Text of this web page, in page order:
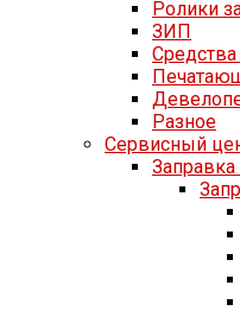
Ролики
ЗИП
Разное
Сервисный